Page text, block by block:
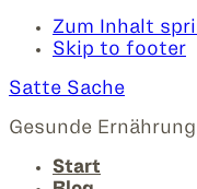
Zum Inhalt
Skip to footer
Satte Sache
Gesunde
Start